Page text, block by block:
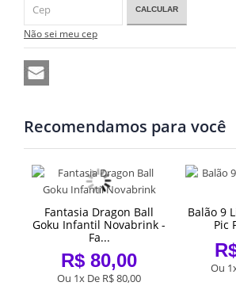
CALCULAR
Não sei meu cep
Recomendamos para você
Fantasia Dragon Ball
Goku Infantil Novabrink -
Fa...
R$ 80,00
Ou 1x De R$ 80,00
Balão 9
Pic
Ou